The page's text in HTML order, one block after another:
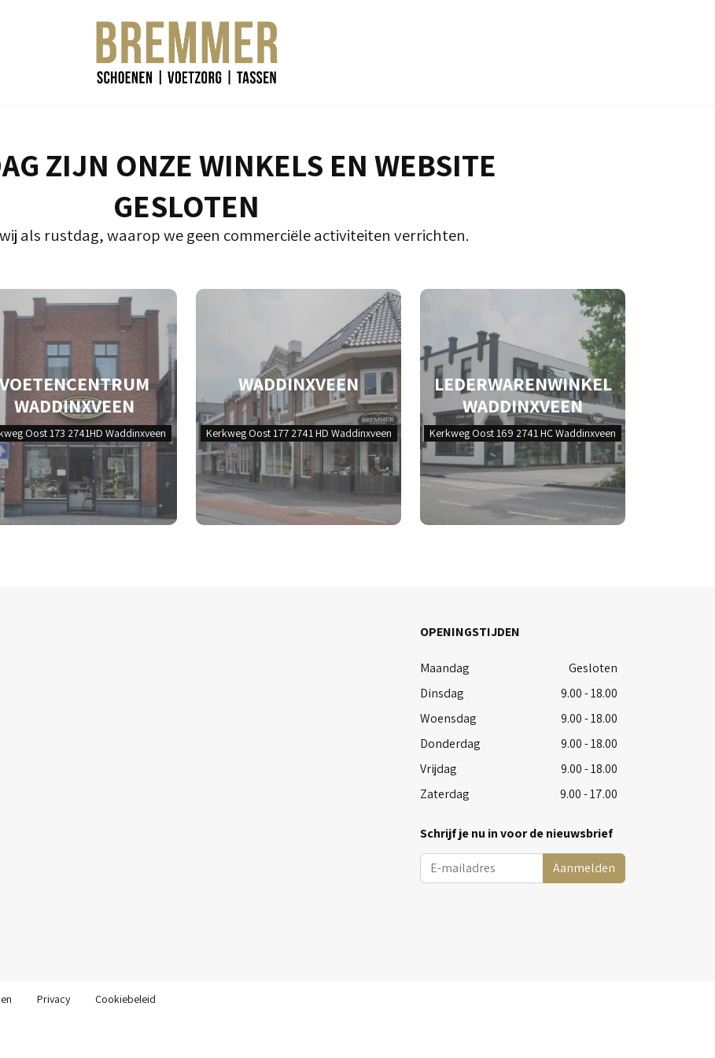
ZIJN ONZE WINKELS EN WEBSITE
GESLOTEN
wij als rustdag, waarop we geen commerciële activiteiten verrichten.
VOETENCENTRUM
WADDINXVEEN
Oost 173 2741HD Waddinxveen
WADDINXVEEN
Kerkweg Oost 177 2741 HD Waddinxveen
LEDERWARENWINKEL
WADDINXVEEN
Kerkweg Oost 169 2741 HC Waddinxveen
OPENINGSTIJDEN
Maandag
Gesloten
Dinsdag
9.00 - 18.00
Woensdag
9.00 - 18.00
Donderdag
9.00 - 18.00
Vrijdag
9.00 - 18.00
Zaterdag
9.00 - 17.00
Schrijf je nu in voor de nieuwsbrief
Aanmelden
Privacy Cookiebeleid